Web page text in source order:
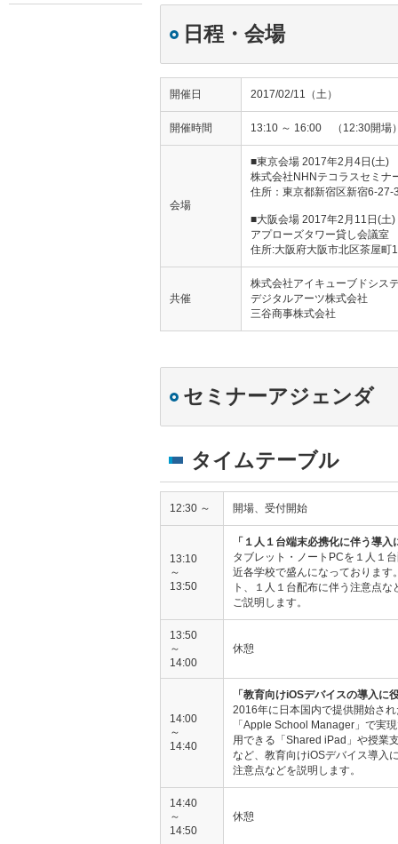
日程・会場
開催日 2017/02/11（土）
開催時間 13:10 ～ 16:00 （12:30開場
会場
■東京会場 2017年2月4日(土)
株式会社NHNテコラスセミナ
住所：東京都新宿区新宿6-
■大阪会場 2017年2月11日(土)
アプローズタワー貸し会議室
住所:大阪府大阪市北区茶屋町
共催
株式会社アイキューブドシス
デジタルアーツ株式会社
三谷商事株式会社
セミナーアジェンダ
タイムテーブル
12:30 ～ 開場、受付開始
13:10
～
13:50
「１人１台端末必携化に伴う導
タブレット・ノートPCを１人１
近各学校で盛んになっております
ト、１人１台配布に伴う注意点
ご説明します。
13:50
～
14:00
休憩
14:00
～
14:40
「教育向けiOSデバイスの導入に
2016年に日本国内で提供開始さ
「Apple School Manager」で実
用できる「Shared iPad」や授業
など、教育向けiOSデバイス導入
注意点などを説明します。
14:40
～
14:50
休憩